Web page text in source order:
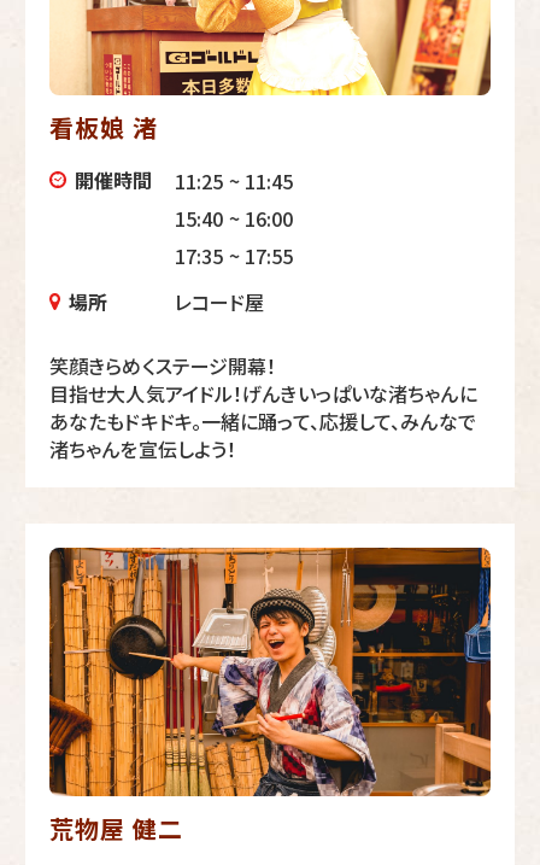
看板娘 渚
開催時間
11:25 ~ 11:45
15:40 ~ 16:00
17:35 ~ 17:55
場所
レコード屋
笑顔きらめくステージ開幕！
目指せ大人気アイドル！げんきいっぱいな渚ちゃんに
あなたもドキドキ。一緒に踊って、応援して、みんなで
渚ちゃんを宣伝しよう！
荒物屋 健二